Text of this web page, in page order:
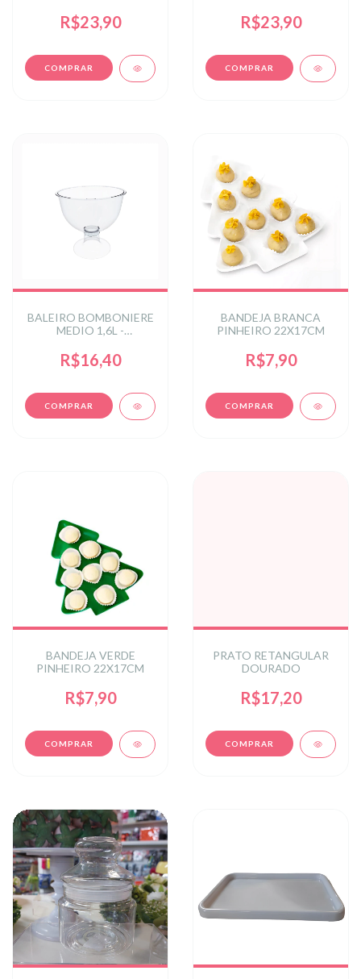
R$23,90 R$23,90
BALEIRO BOMBONIERE
MEDIO 1,6L -
R$16,40
BANDEJA BRANCA
PINHEIRO 22X17CM
R$7,90
BANDEJA VERDE
PINHEIRO 22X17CM
R$7,90
PRATO RETANGULAR
DOURADO
R$17,20